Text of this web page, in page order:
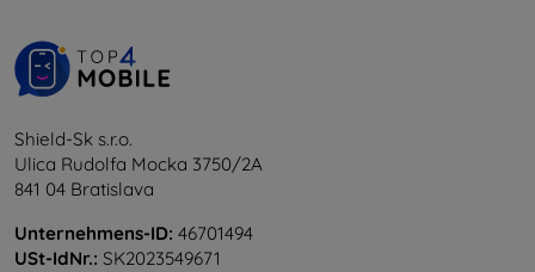
Shield-Sk s.r.o.
Ulica Rudolfa Mocka 3750/2A
841 04 Bratislava
Unternehmens-ID: 46701494
USt-IdNr.: SK2023549671